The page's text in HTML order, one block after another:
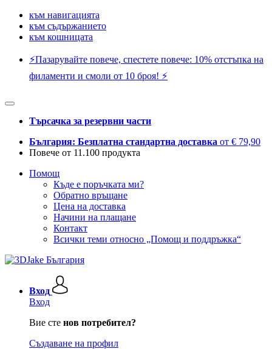
към навигацията
към съдържанието
към кошницата
⚡️Пазарувайте повече, спестете повече: 10% отстъпка на
филаменти и смоли от 10 броя! ⚡️
Търсачка за резервни части
България: Безплатна стандартна доставка от € 79,90
Повече от 11.100 продукта
Помощ
Къде е поръчката ми?
Обратно връщане
Цена на доставка
Начини на плащане
Контакт
Всички теми относно „Помощ и поддръжка“
Вход
Вход
Вие сте нов потребител?
Създаване на профил